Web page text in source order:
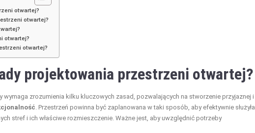
otwartej?
otwartej?
otwartej?
otwartej?
projektowania przestrzeni otwartej?
zrozumienia kilku kluczowych zasad, pozwalających na stworzenie przyjaznej i
. Przestrzeń powinna być zaplanowana w taki sposób, aby efektywnie służyła
stref i ich właściwe rozmieszczenie. Ważne jest, aby uwzględnić potrzeby